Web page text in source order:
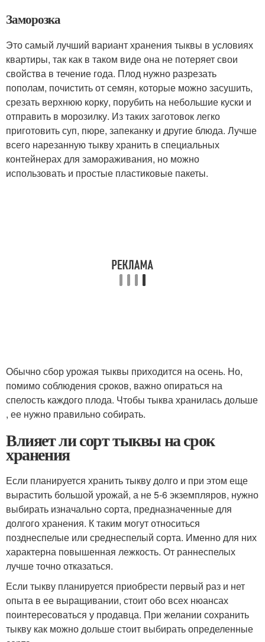
Заморозка
Это самый лучший вариант хранения тыквы в условиях
квартиры, так как в таком виде она не потеряет свои
свойства в течение года. Плод нужно разрезать
пополам, почистить от семян, которые можно засушить,
срезать верхнюю корку, порубить на небольшие куски и
отправить в морозилку. Из таких заготовок легко
приготовить суп, пюре, запеканку и другие блюда. Лучше
всего нарезанную тыкву хранить в специальных
контейнерах для замораживания, но можно
использовать и простые пластиковые пакеты.
Обычно сбор урожая тыквы приходится на осень. Но,
помимо соблюдения сроков, важно опираться на
спелость каждого плода. Чтобы тыква хранилась дольше
, ее нужно правильно собирать.
Влияет ли сорт тыквы на срок
хранения
Если планируется хранить тыкву долго и при этом еще
вырастить большой урожай, а не 5-6 экземпляров, нужно
выбирать изначально сорта, предназначенные для
долгого хранения. К таким могут относиться
позднеспелые или среднеспелый сорта. Именно для них
характерна повышенная лежкость. От раннеспелых
лучше точно отказаться.
Если тыкву планируется приобрести первый раз и нет
опыта в ее выращивании, стоит обо всех нюансах
поинтересоваться у продавца. При желании сохранить
тыкву как можно дольше стоит выбирать определенные